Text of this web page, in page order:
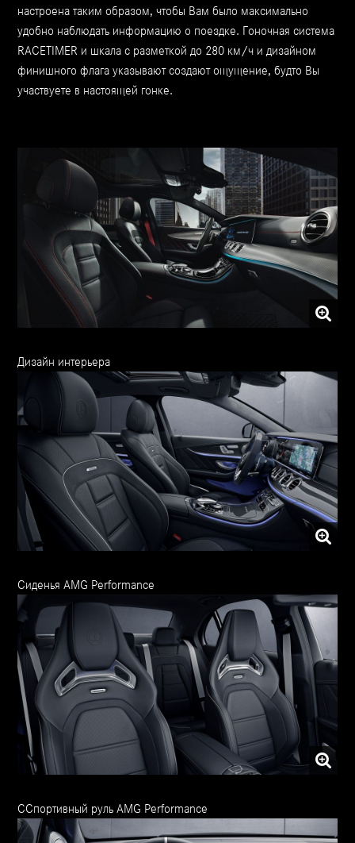
настроена таким образом, чтобы Вам было максимально
удобно наблюдать информацию о поездке. Гоночная система
RACETIMER и шкала с разметкой до 280 км/ч и дизайном
финишного флага указывают создают ощущение, будто Вы
участвуете в настоящей гонке.
Дизайн интерьера
Сиденья AMG Performance
ССпортивный руль AMG Performance